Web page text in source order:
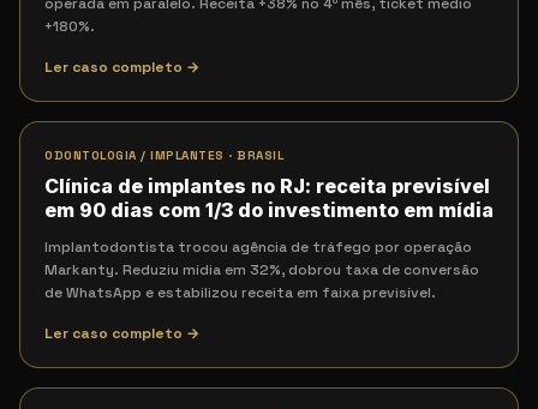
+180%.
Ler caso completo →
ODONTOLOGIA / IMPLANTES · BRASIL
Clínica de implantes no RJ: receita previsível
em 90 dias com 1/3 do investimento em mídia
Implantodontista trocou agência de tráfego por operação
Markanty. Reduziu mídia em 32%, dobrou taxa de conversão
de WhatsApp e estabilizou receita em faixa previsível.
Ler caso completo →